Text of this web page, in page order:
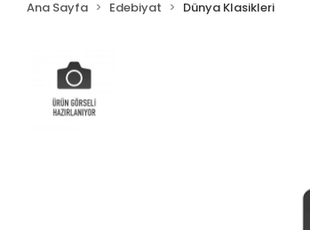
Ana Sayfa Edebiyat Dünya Klasikleri